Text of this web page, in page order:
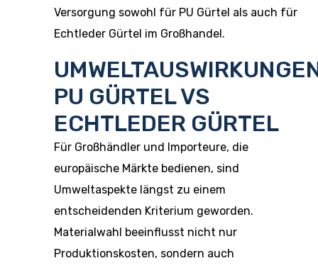
Versorgung sowohl für PU Gürtel als auch für
Echtleder Gürtel im Großhandel.
PU GÜRTEL VS
ECHTLEDER GÜRTEL
Für Großhändler und Importeure, die
europäische Märkte bedienen, sind
Umweltaspekte längst zu einem
entscheidenden Kriterium geworden.
Materialwahl beeinflusst nicht nur
Produktionskosten, sondern auch